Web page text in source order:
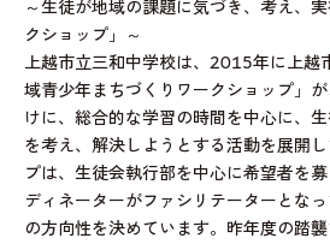
～生徒が地域の課題に気づき、考え、
クショップ」～
上越市立三和中学校は、2015年に上越
域青少年まちづくりワークショップ」
けに、総合的な学習の時間を中心に、
を考え、解決しようとする活動を展開
プは、生徒会執行部を中心に希望者を
ディネーターがファシリテーターとな
の方向性を決めています。昨年度の踏